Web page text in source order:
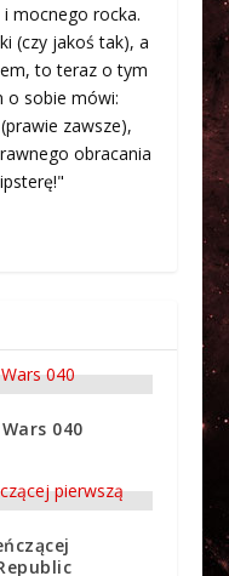
mocnego rocka.
(czy jakoś tak), a
to teraz o tym
o sobie mówi:
zawsze),
obracania
040